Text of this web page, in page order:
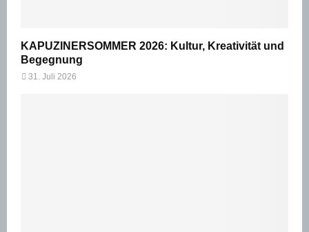
KAPUZINERSOMMER 2026: Kultur, Kreativität und
Begegnung
31. Juli 2026